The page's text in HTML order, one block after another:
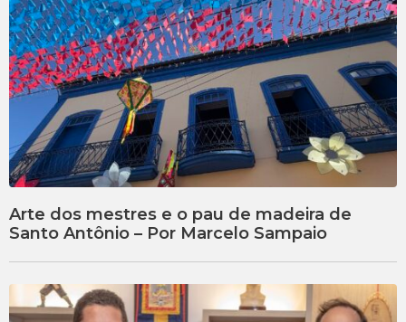
Arte dos mestres e o pau de madeira de
Santo Antônio – Por Marcelo Sampaio